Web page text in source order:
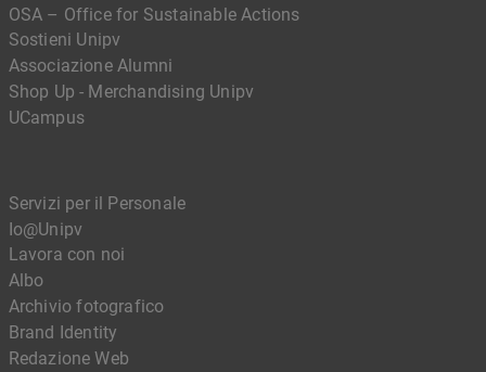
OSA – Office for Sustainable Actions
Sostieni Unipv
Associazione Alumni
Shop Up - Merchandising Unipv
UCampus
Servizi per il Personale
Io@Unipv
Lavora con noi
Albo
Archivio fotografico
Brand Identity
Redazione Web